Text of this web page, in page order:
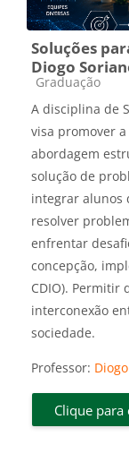
Soluções
Diogo
Categoria do
Graduação
A disciplina de
visa promover
abordagem
solução de
integrar alunos
resolver
enfrentar
concepção,
CDIO). Permitir
interconexão
sociedade.
Professor:
Clique